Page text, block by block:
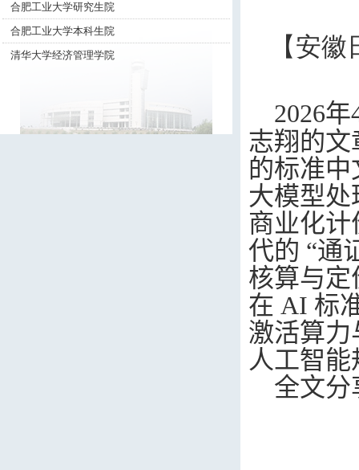
合肥工业大学研究生院
合肥工业大学本科生院
清华大学经济管理学院
【安
2026年
志翔的文
的标准中
大模型
商业化
代的 “通
核算与
在 AI 标
激活算
人工智
全文分